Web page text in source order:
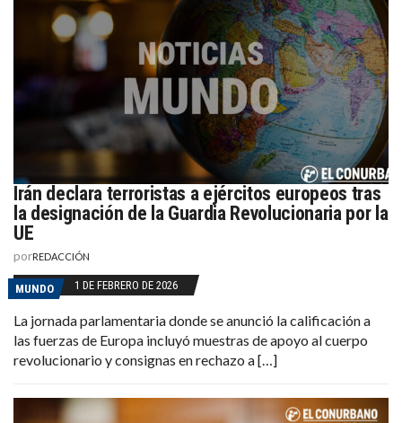
Irán declara terroristas a ejércitos europeos tras
la designación de la Guardia Revolucionaria por la
UE
porREDACCIÓN
MUNDO 1 DE FEBRERO DE 2026
La jornada parlamentaria donde se anunció la calificación a
las fuerzas de Europa incluyó muestras de apoyo al cuerpo
revolucionario y consignas en rechazo a […]